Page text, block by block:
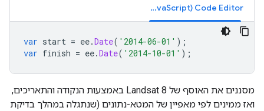
Code Editor‏ (JavaScript)
var start = ee.Date( '2014-06-01' );
var finish = ee.Date( '2014-10-01' );
מסננים את האוסף של Landsat 8 באמצעות הנקודה והתאריכים,
ואז ממינים לפי מאפיין של המטא-נתונים (שנתגלה במהלך בדיקת